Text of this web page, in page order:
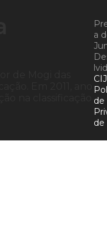
a
de
de